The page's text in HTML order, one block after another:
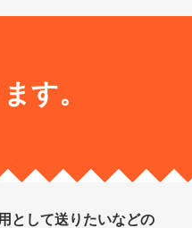
す。
として送りたいなどの